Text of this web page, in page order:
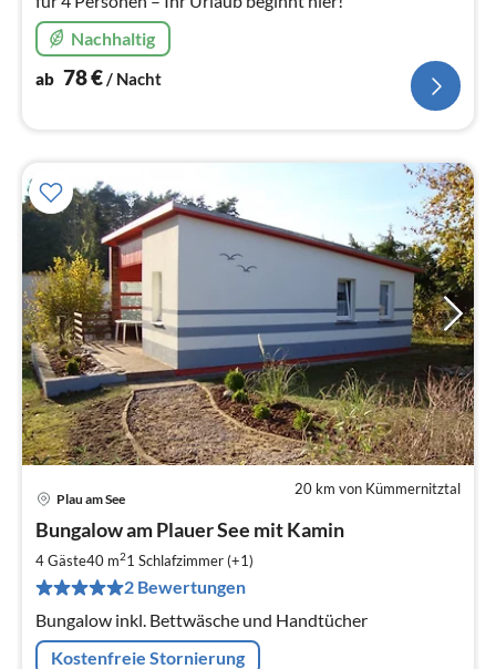
Nachhaltig
ab 78€/ Nacht
20 km von Kümmernitztal
Plau am See
Bungalow am Plauer See mit Kamin
4 Gäste40 m21 Schlafzimmer (+1)
2 Bewertungen
Bungalow inkl. Bettwäsche und Handtücher
Kostenfreie Stornierung